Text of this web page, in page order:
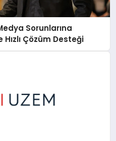
Sorunlarına
Çözüm Desteği